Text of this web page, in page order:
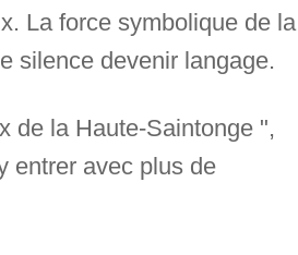
La force symbolique de la
silence devenir langage.
de la Haute-Saintonge ",
entrer avec plus de